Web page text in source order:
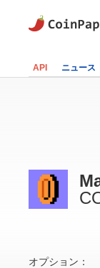
API ニュース
オプション：